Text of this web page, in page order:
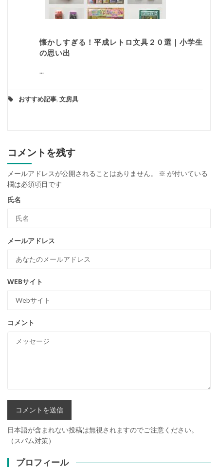
懐かしすぎる！平成レトロ文具２０選｜小学生
の思い出
...
おすすめ記事, 文房具
コメントを残す
メールアドレスが公開されることはありません。 ※ が付いている
欄は必須項目です
氏名
メールアドレス
WEBサイト
コメント
日本語が含まれない投稿は無視されますのでご注意ください。
（スパム対策）
プロフィール